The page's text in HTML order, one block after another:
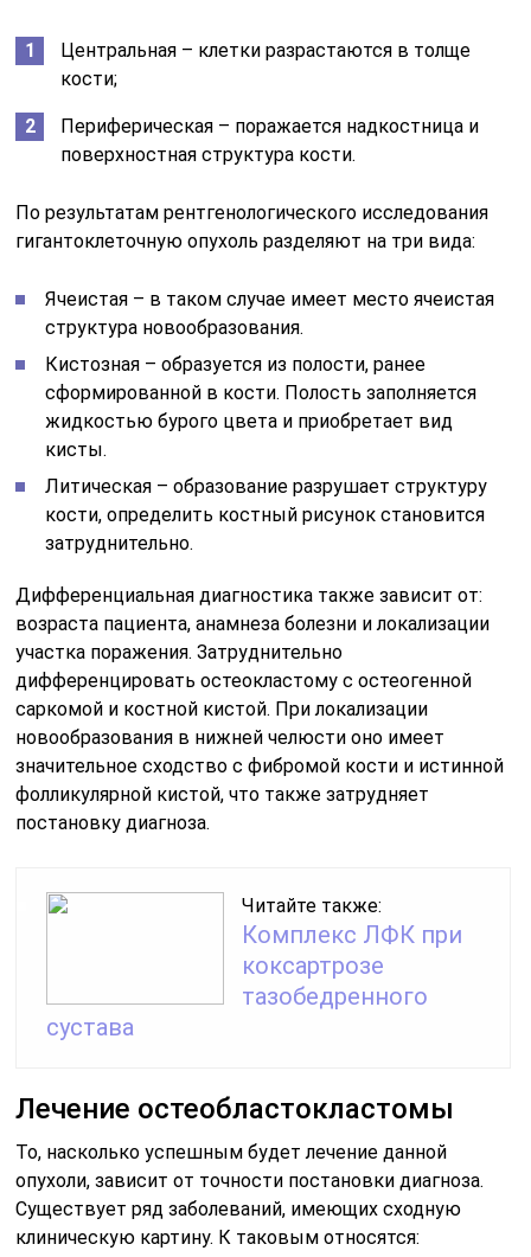
Центральная – клетки разрастаются в толще
кости;
Периферическая – поражается надкостница и
поверхностная структура кости.
По результатам рентгенологического исследования
гигантоклеточную опухоль разделяют на три вида:
Ячеистая – в таком случае имеет место ячеистая
структура новообразования.
Кистозная – образуется из полости, ранее
сформированной в кости. Полость заполняется
жидкостью бурого цвета и приобретает вид
кисты.
Литическая – образование разрушает структуру
кости, определить костный рисунок становится
затруднительно.
Дифференциальная диагностика также зависит от:
возраста пациента, анамнеза болезни и локализации
участка поражения. Затруднительно
дифференцировать остеокластому с остеогенной
саркомой и костной кистой. При локализации
новообразования в нижней челюсти оно имеет
значительное сходство с фибромой кости и истинной
фолликулярной кистой, что также затрудняет
постановку диагноза.
Читайте также:
Комплекс ЛФК при
коксартрозе
тазобедренного
сустава
Лечение остеобластокластомы
То, насколько успешным будет лечение данной
опухоли, зависит от точности постановки диагноза.
Существует ряд заболеваний, имеющих сходную
клиническую картину. К таковым относятся: